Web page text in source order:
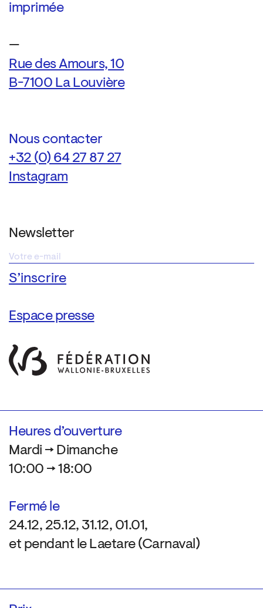
imprimée
—
Rue des Amours, 10
B-7100 La Louvière
Nous contacter
+32 (0) 64 27 87 27
Instagram
Newsletter
Espace presse
Heures d’ouverture
Mardi → Dimanche
10:00 → 18:00
Fermé le
24.12, 25.12, 31.12, 01.01,
et pendant le Laetare (Carnaval)